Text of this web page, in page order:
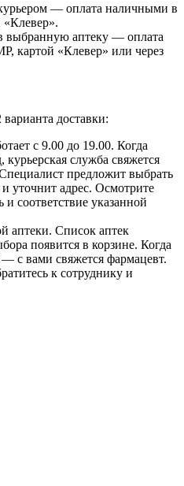
— оплата наличными в
выбранную аптеку — оплата
картой «Клевер» или через
доставки:
с 9.00 до 19.00. Когда
курьерская служба свяжется
предложит выбрать
уточнит адрес. Осмотрите
и соответствие указанной
аптеки. Список аптек
появится в корзине. Когда
— с вами свяжется фармацевт.
к сотруднику и